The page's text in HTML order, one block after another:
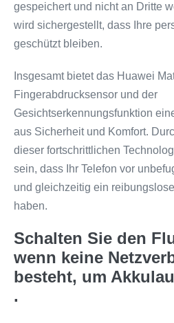
gespeichert und nicht an Dritte
wird sichergestellt, dass Ihre
geschützt bleiben.
Insgesamt bietet das Huawei
Fingerabdrucksensor und der
Gesichtserkennungsfunktion
aus Sicherheit und Komfort.
dieser fortschrittlichen
sein, dass Ihr Telefon vor
und gleichzeitig ein
haben.
Schalten Sie den
wenn keine
besteht, um
.